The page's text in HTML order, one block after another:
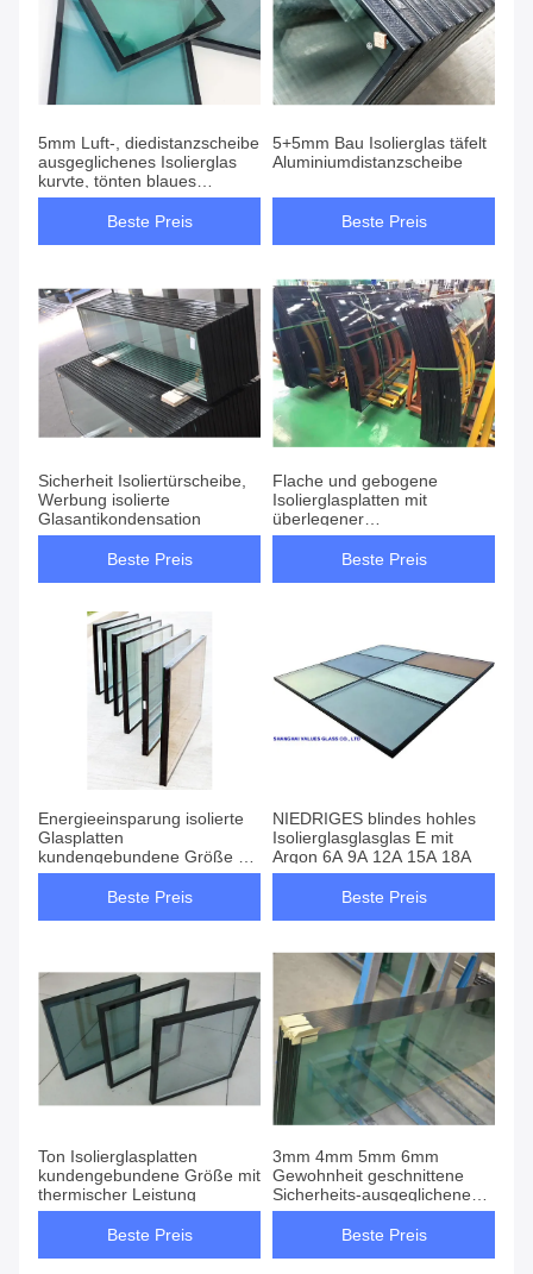
5mm Luft-, diedistanzscheibe
ausgeglichenes Isolierglas
kurvte, tönten blaues
Dichtungsmittel versiegelt ab
Beste Preis
5+5mm Bau Isolierglas täfelt
Aluminiumdistanzscheibe
Beste Preis
Sicherheit Isoliertürscheibe,
Werbung isolierte
Glasantikondensation
Beste Preis
Flache und gebogene
Isolierglasplatten mit
überlegener
Wärmedämmung
Beste Preis
Energieeinsparung isolierte
Glasplatten
kundengebundene Größe mit
solider Beweis-Funktion
Beste Preis
NIEDRIGES blindes hohles
Isolierglasglasglas E mit
Argon 6A 9A 12A 15A 18A
Beste Preis
Ton Isolierglasplatten
kundengebundene Größe mit
thermischer Leistung
Beste Preis
3mm 4mm 5mm 6mm
Gewohnheit geschnittene
Sicherheits-ausgeglichene
Glasplatte für Duschkabine
Beste Preis